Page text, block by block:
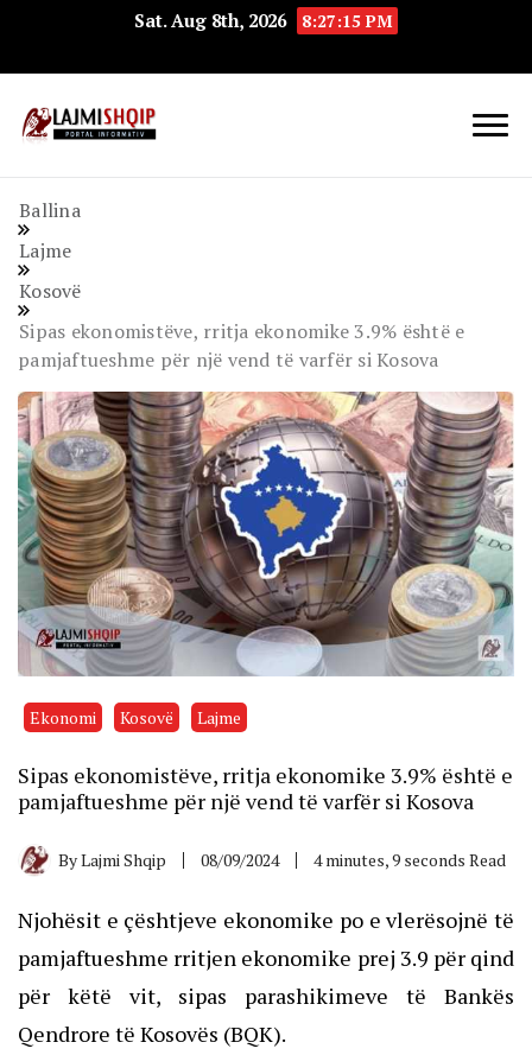
Sat. Aug 8th, 2026 8:27:16 PM
Ballina
Lajme
Kosovë
Sipas ekonomistëve, rritja ekonomike 3.9% është e
pamjaftueshme për një vend të varfër si Kosova
Ekonomi Kosovë Lajme
Sipas ekonomistëve, rritja ekonomike 3.9% është e
pamjaftueshme për një vend të varfër si Kosova
ByLajmi Shqip 08/09/2024 4 minutes, 9 seconds Read
Njohësit e çështjeve ekonomike po e vlerësojnë të
pamjaftueshme rritjen ekonomike prej 3.9 për qind
për këtë vit, sipas parashikimeve të Bankës
Qendrore të Kosovës (BQK).